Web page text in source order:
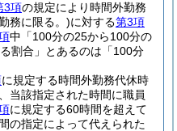
3項の規定により時間外勤務
務に限る。)に対する第3項
中「100分の25から100分の
割合」とあるのは「100分
に規定する時間外勤務代休時
当該指定された時間に職員
に規定する60時間を超えて
の指定によって代えられた